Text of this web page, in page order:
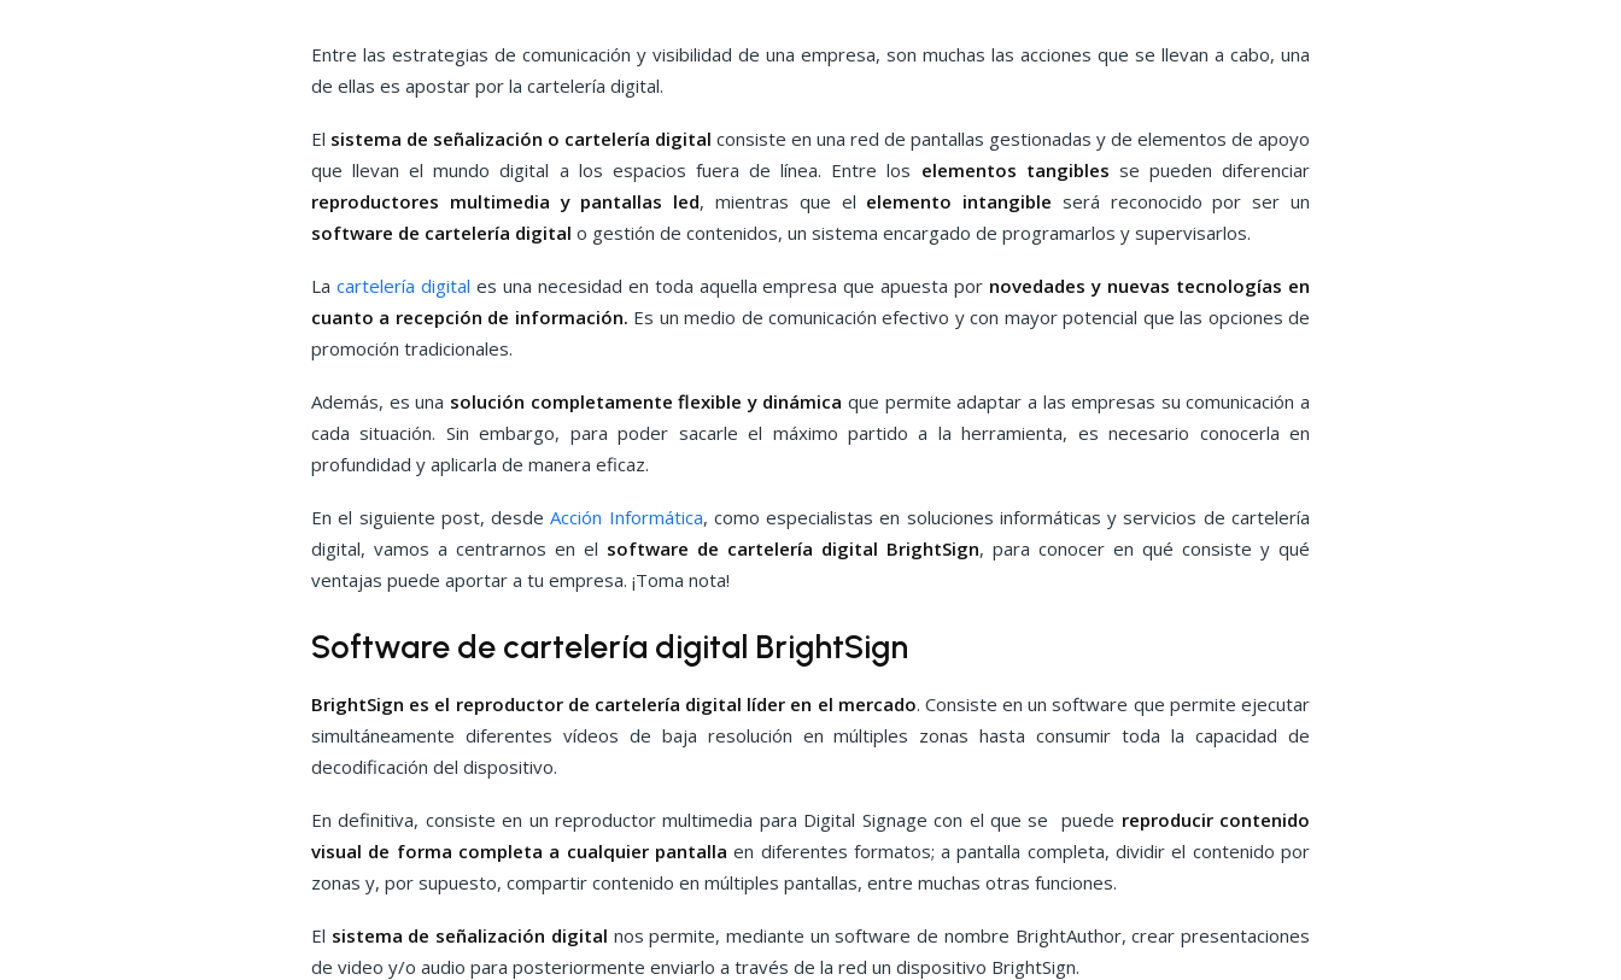
Entre las estrategias de comunicación y visibilidad de una empresa, son muchas las acciones que se llevan a cabo, una
de ellas es apostar por la cartelería digital.
El sistema de señalización o cartelería digital consiste en una red de pantallas gestionadas y de elementos de apoyo
que llevan el mundo digital a los espacios fuera de línea. Entre los elementos tangibles se pueden diferenciar
reproductores multimedia y pantallas led, mientras que el elemento intangible será reconocido por ser un
software de cartelería digital o gestión de contenidos, un sistema encargado de programarlos y supervisarlos.
La cartelería digital es una necesidad en toda aquella empresa que apuesta por novedades y nuevas tecnologías en
cuanto a recepción de información. Es un medio de comunicación efectivo y con mayor potencial que las opciones de
promoción tradicionales.
Además, es una solución completamente flexible y dinámica que permite adaptar a las empresas su comunicación a
cada situación. Sin embargo, para poder sacarle el máximo partido a la herramienta, es necesario conocerla en
profundidad y aplicarla de manera eficaz.
En el siguiente post, desdeAcción Informática, como especialistas en soluciones informáticas y servicios de cartelería
digital, vamos a centrarnos en el software de cartelería digital BrightSign, para conocer en qué consiste y qué
ventajas puede aportar a tu empresa. ¡Toma nota!
Software de cartelería digital BrightSign
BrightSign es el reproductor de cartelería digital líder en el mercado. Consiste en un software que permite ejecutar
simultáneamente diferentes vídeos de baja resolución en múltiples zonas hasta consumir toda la capacidad de
decodificación del dispositivo.
En definitiva, consiste en un reproductor multimedia para Digital Signage con el que se puede reproducir contenido
visual de forma completa a cualquier pantalla en diferentes formatos; a pantalla completa, dividir el contenido por
zonas y, por supuesto, compartir contenido en múltiples pantallas, entre muchas otras funciones.
El sistema de señalización digital nos permite, mediante un software de nombre BrightAuthor, crear presentaciones
de video y/o audio para posteriormente enviarlo a través de la red un dispositivo BrightSign.